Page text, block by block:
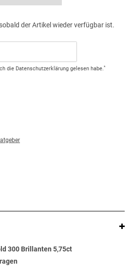
der Artikel wieder verfügbar ist.
die Daten­schutz­erklärung gelesen habe.*
300 Brillanten 5,75ct